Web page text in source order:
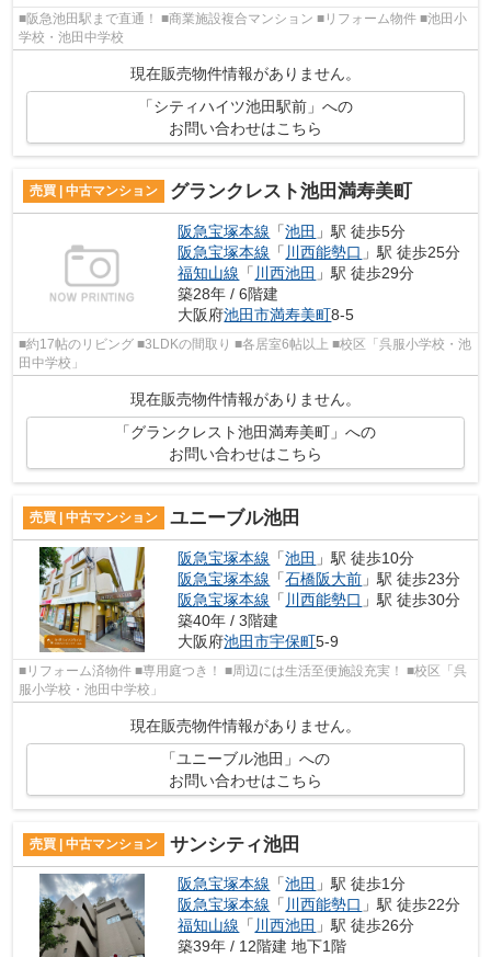
■阪急池田駅まで直通！ ■商業施設複合マンション ■リフォーム物件 ■池田小
学校・池田中学校
現在販売物件情報がありません。
「シティハイツ池田駅前」への
お問い合わせはこちら
売買 | 中古マンション グランクレスト池田満寿美町
阪急宝塚本線 「池田 」駅 徒歩5分
阪急宝塚本線 「 川西能勢口 」駅 徒歩25分
福知山線 「 川西池田 」駅 徒歩29分
築28年 / 6階建
大阪府池田市満寿美町8-5
■約17帖のリビング ■3LDKの間取り ■各居室6帖以上 ■校区「呉服小学校・池
田中学校」
現在販売物件情報がありません。
「グランクレスト池田満寿美町」への
お問い合わせはこちら
売買 | 中古マンション ユニーブル池田
阪急宝塚本線 「池田 」駅 徒歩10分
阪急宝塚本線 「石橋阪大前 」駅 徒歩23分
阪急宝塚本線 「 川西能勢口 」駅 徒歩30分
築40年 / 3階建
大阪府池田市宇保町5-9
■リフォーム済物件 ■専用庭つき！ ■周辺には生活至便施設充実！ ■校区「呉
服小学校・池田中学校」
現在販売物件情報がありません。
「ユニーブル池田」への
お問い合わせはこちら
売買 | 中古マンション サンシティ池田
阪急宝塚本線 「池田 」駅 徒歩1分
阪急宝塚本線 「 川西能勢口 」駅 徒歩22分
福知山線 「 川西池田 」駅 徒歩26分
築39年 / 12階建 地下1階